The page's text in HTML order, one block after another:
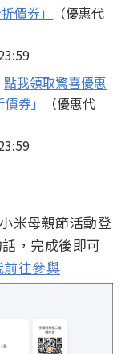
價券」
（優惠代
點我領取驚喜優惠
券」
（優惠代
米母親節活動登
，完成後即可
往參與